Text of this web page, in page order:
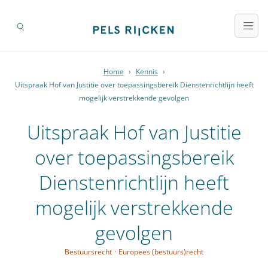
Home › Kennis ›
Uitspraak Hof van Justitie over toepassingsbereik Dienstenrichtlijn heeft
mogelijk verstrekkende gevolgen
Uitspraak Hof van Justitie
over toepassingsbereik
Dienstenrichtlijn heeft
mogelijk verstrekkende
gevolgen
Bestuursrecht · Europees (bestuurs)recht